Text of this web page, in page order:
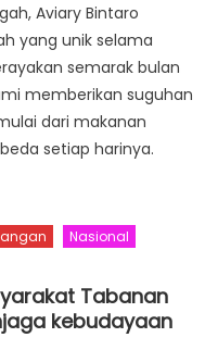
Aviary Bintaro
yang unik selama
semarak bulan
memberikan suguhan
dari makanan
setiap harinya.
Nasional
Tabanan
kebudayaan